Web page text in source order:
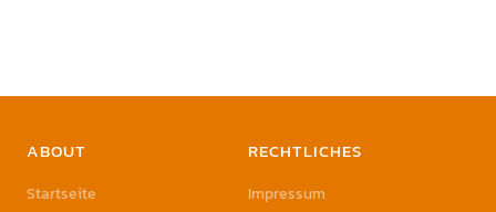
ABOUT
Startseite
RECHTLICHES
Impressum